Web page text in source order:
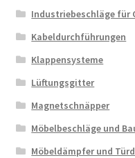
Industriebeschläge für
Kabeldurchführungen
Klappensysteme
Lüftungsgitter
Magnetschnäpper
Möbelbeschläge und
Möbeldämpfer und